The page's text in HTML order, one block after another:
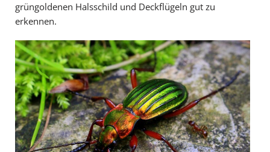
grüngoldenen Halsschild und Deckflügeln gut zu
erkennen.